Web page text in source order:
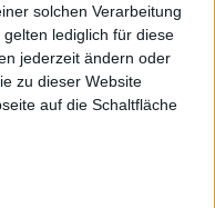
solchen Verarbeitung
lediglich für diese
jederzeit ändern oder
zu dieser Website
auf die Schaltfläche